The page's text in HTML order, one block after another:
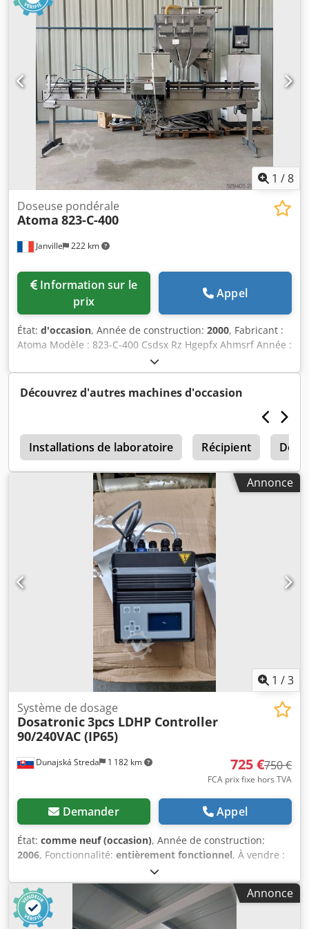
1 /8
Janville 222 km
Doseuse pondérale
Atoma 823-C-400
prix
Appel
État: d'occasion, Année de construction: 2000, Fabricant :
Atoma Modèle : 823-C-400 Csdsx Rz Hgepfx Ahmsrf Année :
2000 Nombre de couloir de pesage : 3 Pesage max : 400 g
Marge d'erreur (e) : 0,5 g Alimentation par trémie et
couloir vibrant. Tapis de convoyage Arrêt du produit par
Découvrez d'autres machines d'occasion
Installations de laboratoire Récipient
Annonce
1 /3
Dunajská Streda 1 182 km
Système de dosage
Dosatronic3pcs LDHP Controller
90/240VAC (IP65)
725 €750 €
FCA prix fixe hors TVA
Demander Appel
État: comme neuf (occasion), Année de construction:
2006, Fonctionnalité: entièrement fonctionnel, À vendre :
lot de 3 contrôleurs de pH Dosatronic LDHP pour systèmes
de dosage de produits chimiques. Fabricant : Dosatronic
Modèle/type : Contrôleur de pH LDHP Quantité : 3 unités
Application : contrôle du pH / systèmes de dosage de
Annonce